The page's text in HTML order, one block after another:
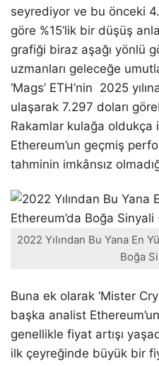
seyrediyor ve bu önceki
göre %15’lik bir düşüş
grafiği biraz aşağı yönlü
uzmanları geleceğe
‘Mags’ ETH’nin 2025
ulaşarak 7.297 doları
Rakamlar kulağa oldukça
Ethereum’un geçmiş
tahminin imkânsız
2022 Yılından Bu Yana En
Boğa
Buna ek olarak ‘Mister
başka analist
genellikle fiyat artışı
ilk çeyreğinde büyük bir